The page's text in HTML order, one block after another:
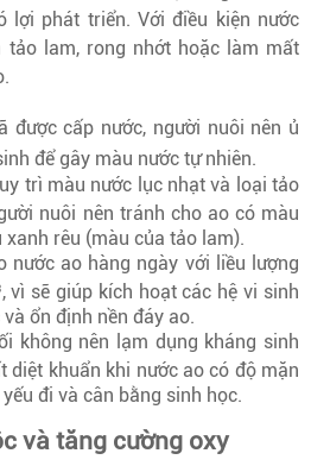
lợi phát triển. Với điều kiện nước
tảo lam, rong nhớt hoặc làm mất
được cấp nước, người nuôi nên ủ
để gây màu nước tự nhiên.
trì màu nước lục nhạt và loại tảo
nuôi nên tránh cho ao có màu
rêu (màu của tảo lam).
nước ao hàng ngày với liều lượng
vì sẽ giúp kích hoạt các hệ vi sinh
ổn định nền đáy ao.
không nên lạm dụng kháng sinh
diệt khuẩn khi nước ao có độ mặn
đi và cân bằng sinh học.
và tăng cường oxy